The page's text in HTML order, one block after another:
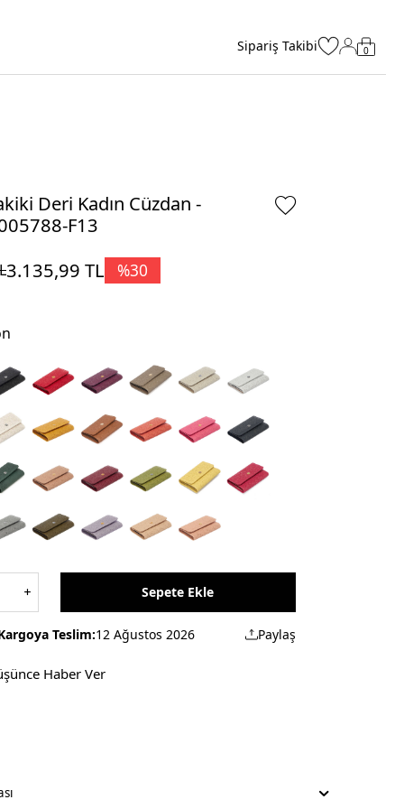
Sipariş Takibi 0
Deri Kadın Cüzdan -
F13
3.135,99 TL %30
Sepete Ekle
Teslim:12 Ağustos 2026 Paylaş
Haber Ver